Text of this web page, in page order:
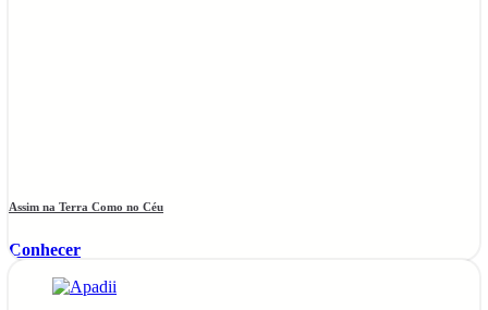
Assim na Terra Como no Céu
Conhecer